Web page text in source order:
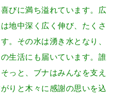
びに満ち溢れています。広
地中深く広く伸び、たくさ
。その水は湧き水となり、
生活にも届いています。誰
っと、ブナはみんなを支え
りと木々に感謝の思いを込